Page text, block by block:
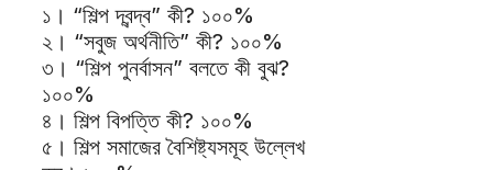
১। “শিল্প দ্বন্দ্ব” কী? ১০০%
২। “সবুজ অর্থনীতি” কী? ১০০%
৩। “শিল্প পুনর্বাসন” বলতে কী বুঝ?
১০০%
৪। শিল্প বিপত্তি কী? ১০০%
৫। শিল্প সমাজের বৈশিষ্ট্যসমূহ উল্লেখ